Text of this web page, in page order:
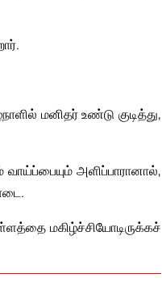
மனிதர் உண்டு குடித்து,
அளிப்பாரானால்,
மகிழ்ச்சியோடிருக்கச்